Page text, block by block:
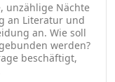
unzählige Nächte
an Literatur und
an. Wie soll
werden?
beschäftigt,